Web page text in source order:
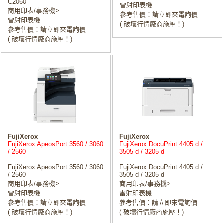
C2060
商用印表/事務機>
雷射印表機
參考售價：請立即來電詢價
( 破壞行情廠商施壓！)
雷射印表機
參考售價：請立即來電詢價
( 破壞行情廠商施壓！)
FujiXerox
FujiXerox ApeosPort 3560 / 3060
/ 2560
FujiXerox ApeosPort 3560 / 3060
/ 2560
商用印表/事務機>
雷射印表機
參考售價：請立即來電詢價
( 破壞行情廠商施壓！)
FujiXerox
FujiXerox DocuPrint 4405 d /
3505 d / 3205 d
FujiXerox DocuPrint 4405 d /
3505 d / 3205 d
商用印表/事務機>
雷射印表機
參考售價：請立即來電詢價
( 破壞行情廠商施壓！)